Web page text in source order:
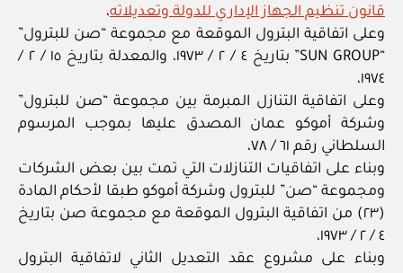
قانون تنظيم الجهاز الإداري للدولة وتعديلاته،
وعلى اتفاقية البترول الموقعة مع مجموعة “صن للبترول”
“SUN GROUP” بتاريخ ٤ / ٢ / ١٩٧٣، والمعدلة بتاريخ ١٥ / ٢ /
١٩٧٤،
وعلى اتفاقية التنازل المبرمة بين مجموعة “صن للبترول”
وشركة أموكو عمان المصدق عليها بموجب المرسوم
السلطاني رقم ٦١ / ٧٨،
وبناء على اتفاقيات التنازلات التي تمت بين بعض الشركات
ومجموعة “صن” للبترول وشركة أموكو طبقا لأحكام المادة
(٢٣) من اتفاقية البترول الموقعة مع مجموعة صن بتاريخ
٤ / ٢ / ١٩٧٣،
وبناء على مشروع عقد التعديل الثاني لاتفاقية البترول